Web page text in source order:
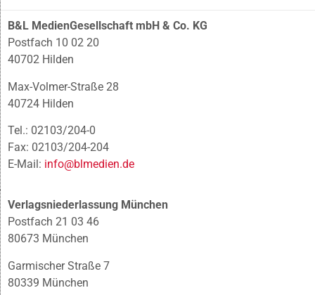
B&L MedienGesellschaft mbH & Co. KG
Postfach 10 02 20
40702 Hilden
Max-Volmer-Straße 28
40724 Hilden
Tel.: 02103/204-0
Fax: 02103/204-204
E-Mail: info@blmedien.de
Verlagsniederlassung München
Postfach 21 03 46
80673 München
Garmischer Straße 7
80339 München